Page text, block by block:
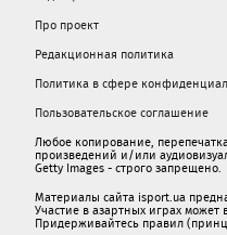
Про проект
Редакционная политика
Политика в сфере
Пользовательское соглашение
Любое копирование,
произведений и/или
Getty Images - строго запрещено.
Материалы сайта isport.ua
Участие в азартных играх может
Придерживайтесь правил